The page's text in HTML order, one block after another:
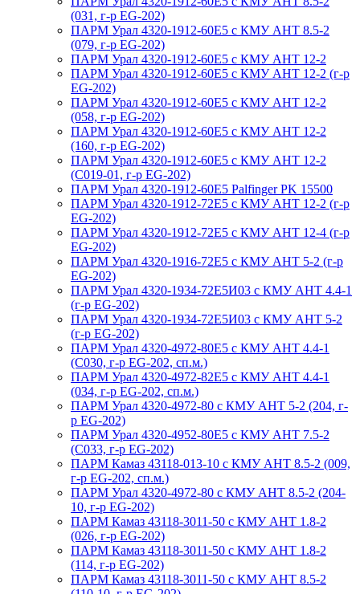
(031, г-р EG-202)
ПАРМ Урал 4320-1912-60Е5 с КМУ АНТ 8.5-2
(079, г-р EG-202)
ПАРМ Урал 4320-1912-60Е5 с КМУ АНТ 12-2
ПАРМ Урал 4320-1912-60Е5 с КМУ АНТ 12-2 (г-р
EG-202)
ПАРМ Урал 4320-1912-60Е5 с КМУ АНТ 12-2
(058, г-р EG-202)
ПАРМ Урал 4320-1912-60Е5 с КМУ АНТ 12-2
(160, г-р EG-202)
ПАРМ Урал 4320-1912-60Е5 с КМУ АНТ 12-2
(С019-01, г-р EG-202)
ПАРМ Урал 4320-1912-60Е5 Palfinger PK 15500
ПАРМ Урал 4320-1912-72Е5 с КМУ АНТ 12-2 (г-р
EG-202)
ПАРМ Урал 4320-1912-72Е5 с КМУ АНТ 12-4 (г-р
EG-202)
ПАРМ Урал 4320-1916-72Е5 с КМУ АНТ 5-2 (г-р
EG-202)
ПАРМ Урал 4320-1934-72Е5И03 с КМУ АНТ 4.4-1
(г-р EG-202)
ПАРМ Урал 4320-1934-72Е5И03 с КМУ АНТ 5-2
(г-р EG-202)
ПАРМ Урал 4320-4972-80Е5 с КМУ АНТ 4.4-1
(С030, г-р EG-202, сп.м.)
ПАРМ Урал 4320-4972-82Е5 с КМУ АНТ 4.4-1
(034, г-р EG-202, сп.м.)
ПАРМ Урал 4320-4972-80 с КМУ АНТ 5-2 (204, г-
р EG-202)
ПАРМ Урал 4320-4952-80Е5 с КМУ АНТ 7.5-2
(С033, г-р EG-202)
ПАРМ Камаз 43118-013-10 с КМУ АНТ 8.5-2 (009,
г-р EG-202, сп.м.)
ПАРМ Урал 4320-4972-80 с КМУ АНТ 8.5-2 (204-
10, г-р EG-202)
ПАРМ Камаз 43118-3011-50 с КМУ АНТ 1.8-2
(026, г-р EG-202)
ПАРМ Камаз 43118-3011-50 с КМУ АНТ 1.8-2
(114, г-р EG-202)
ПАРМ Камаз 43118-3011-50 с КМУ АНТ 8.5-2